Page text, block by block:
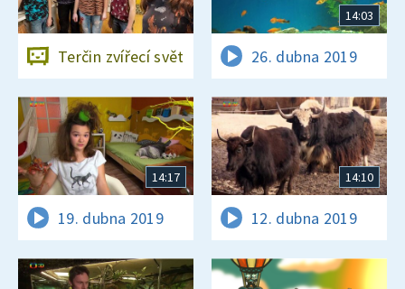
Terčin zvířecí svět
14:03
26. dubna 2019
14:17
19. dubna 2019
14:10
12. dubna 2019